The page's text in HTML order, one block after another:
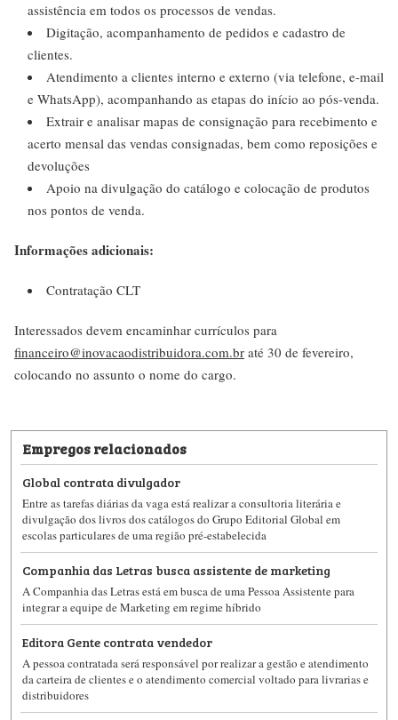
assistência em todos os processos de vendas.
Digitação, acompanhamento de pedidos e cadastro de
clientes.
Atendimento a clientes interno e externo (via telefone, e-mail
e WhatsApp), acompanhando as etapas do início ao pós-venda.
Extrair e analisar mapas de consignação para recebimento e
acerto mensal das vendas consignadas, bem como reposições e
devoluções
Apoio na divulgação do catálogo e colocação de produtos
nos pontos de venda.
Informações adicionais:
Contratação CLT
Interessados devem encaminhar currículos para
financeiro@inovacaodistribuidora.com.br até 30 de fevereiro,
colocando no assunto o nome do cargo.
Empregos relacionados
Global contrata divulgador
Entre as tarefas diárias da vaga está realizar a consultoria literária e
divulgação dos livros dos catálogos do Grupo Editorial Global em
escolas particulares de uma região pré-estabelecida
Companhia das Letras busca assistente de marketing
A Companhia das Letras está em busca de uma Pessoa Assistente para
integrar a equipe de Marketing em regime híbrido
Editora Gente contrata vendedor
A pessoa contratada será responsável por realizar a gestão e atendimento
da carteira de clientes e o atendimento comercial voltado para livrarias e
distribuidores